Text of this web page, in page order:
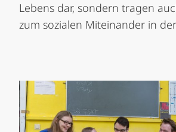
Lebens dar, sondern tragen
zum sozialen Miteinander in